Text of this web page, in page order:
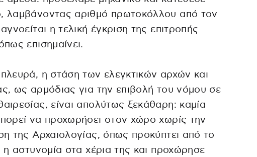
λαμβάνοντας αριθμό πρωτοκόλλου από τον
η τελική έγκριση της επιτροπής
επισημαίνει.
η στάση των ελεγκτικών αρχών και
ως αρμόδιας για την επιβολή του νόμου σε
είναι απολύτως ξεκάθαρη: καμία
να προχωρήσει στον χώρο χωρίς την
της Αρχαιολογίας, όπως προκύπτει από το
η αστυνομία στα χέρια της και προχώρησε